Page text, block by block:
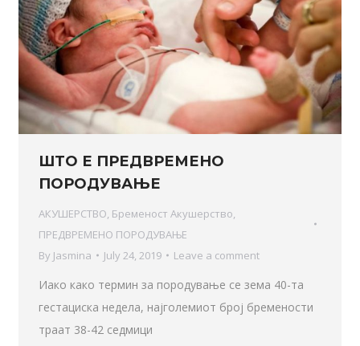
ШТО Е ПРЕДВРЕМЕНО
ПОРОДУВАЊЕ
АКУШЕРСТВО Бременост Акушерство
ПРЕДВРЕМЕНО ПОРОДУВАЊЕ
By Jasmina July 24, 2019 Leave a comment
Иако како термин за породување се зема 40-та
гестациска недела, најголемиот број бремености
траат 38-42 седмици